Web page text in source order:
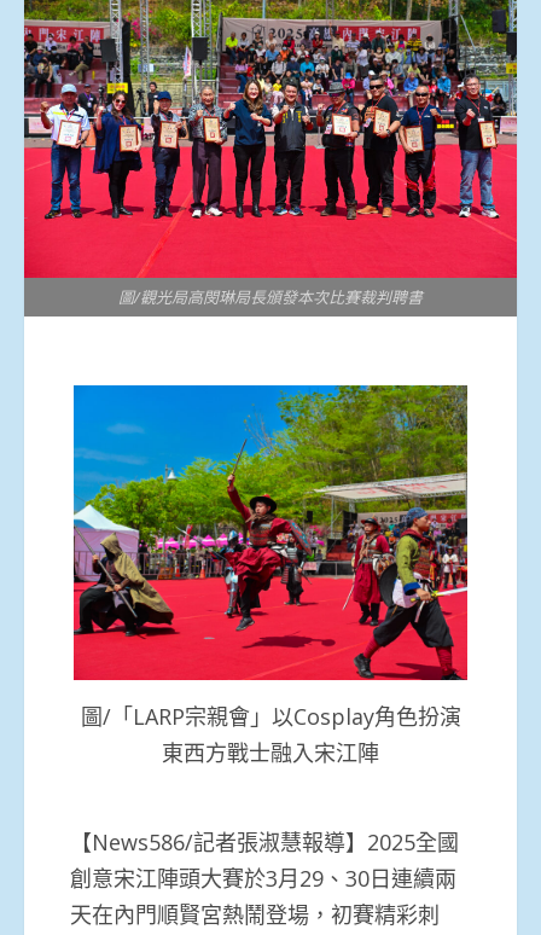
圖/觀光局高閔琳局長頒發本次比賽裁判聘書
圖/「LARP宗親會」以Cosplay角色扮演
東西方戰士融入宋江陣
【News586/記者張淑慧報導】2025全國
創意宋江陣頭大賽於3月29、30日連續兩
天在內門順賢宮熱鬧登場，初賽精彩刺